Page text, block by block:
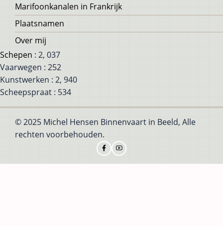
Marifoonkanalen in Frankrijk
Plaatsnamen
Over mij
Schepen : 2, 037
Vaarwegen : 252
Kunstwerken : 2, 940
Scheepspraat : 534
© 2025 Michel Hensen Binnenvaart in Beeld, Alle
rechten voorbehouden.